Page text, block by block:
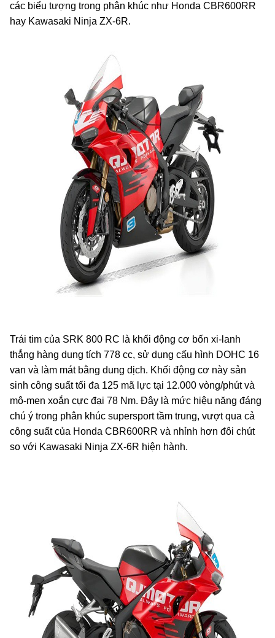
các biểu tượng trong phân khúc như Honda CBR600RR
hay Kawasaki Ninja ZX-6R.
Trái tim của SRK 800 RC là khối động cơ bốn xi-lanh
thẳng hàng dung tích 778 cc, sử dụng cấu hình DOHC 16
van và làm mát bằng dung dịch. Khối động cơ này sản
sinh công suất tối đa 125 mã lực tại 12.000 vòng/phút và
mô-men xoắn cực đại 78 Nm. Đây là mức hiệu năng đáng
chú ý trong phân khúc supersport tầm trung, vượt qua cả
công suất của Honda CBR600RR và nhỉnh hơn đôi chút
so với Kawasaki Ninja ZX-6R hiện hành.